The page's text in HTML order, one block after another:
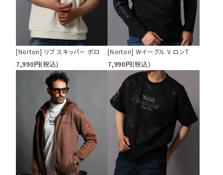
[Norton] リブ スキッパー ポロ
7,990円(税込)
[Norton] Wイーグル V ロンT
7,990円(税込)